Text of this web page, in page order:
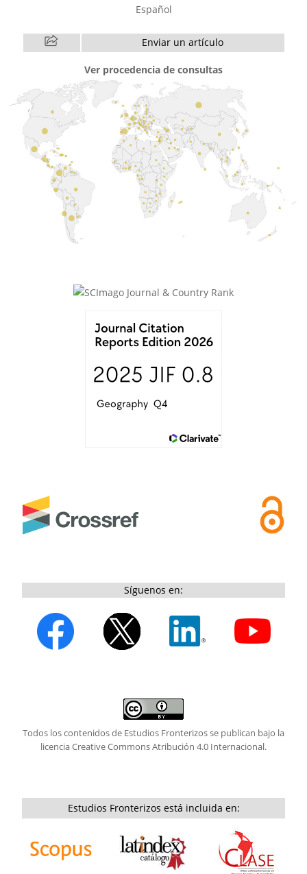
Español
Enviar un artículo
Ver procedencia de consultas
Síguenos en:
Todos los contenidos de Estudios Fronterizos se publican bajo la
licenciaCreative Commons Atribución 4.0 Internacional.
Estudios Fronterizos está incluida en: